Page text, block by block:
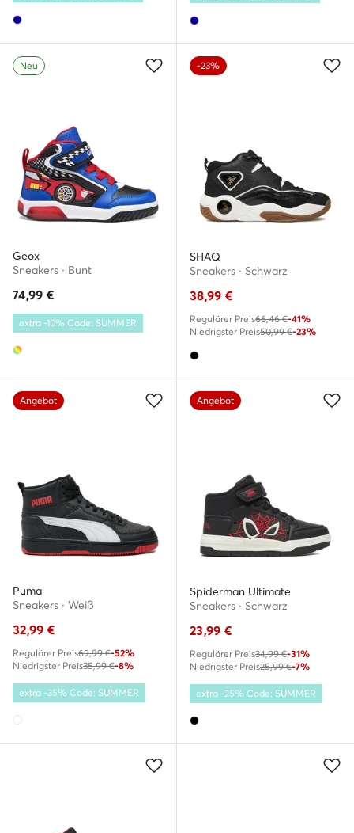
Neu
Geox
Sneakers · Bunt
74,99 €
extra -10% Code: SUMMER
-23%
SHAQ
Sneakers · Schwarz
38,99 €
Regulärer Preis66,46 €-41%
Niedrigster Preis50,99 €-23%
Angebot
Puma
Sneakers · Weiß
32,99 €
Regulärer Preis69,99 €-52%
Niedrigster Preis35,99 €-8%
extra -35% Code: SUMMER
Angebot
Spiderman Ultimate
Sneakers · Schwarz
23,99 €
Regulärer Preis34,99 €-31%
Niedrigster Preis25,99 €-7%
extra -25% Code: SUMMER